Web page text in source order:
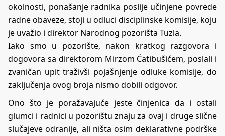
okolnosti, ponašanje radnika poslije učinjene povrede
radne obaveze, stoji u odluci disciplinske komisije, koju
je uvažio i direktor Narodnog pozorišta Tuzla.
Iako smo u pozorište, nakon kratkog razgovora i
dogovora sa direktorom Mirzom Ćatibušićem, poslali i
zvaničan upit traživši pojašnjenje odluke komisije, do
zaključenja ovog broja nismo dobili odgovor.
Ono što je poražavajuće jeste činjenica da i ostali
glumci i radnici u pozorištu znaju za ovaj i druge slične
slučajeve odranije, ali ništa osim deklarativne podrške